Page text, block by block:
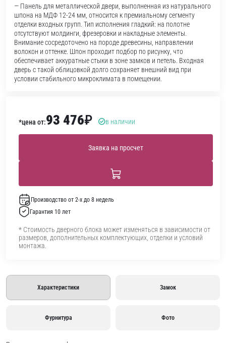
— Панель для металлической двери, выполненная из натурального
шпона на МДФ 12-24 мм, относится к премиальному сегменту
отделки входных групп. Тип исполнения гладкий: на полотне
отсутствуют молдинги, фрезеровки и накладные элементы.
Внимание сосредоточено на породе древесины, направлении
волокон и оттенке. Шпон проходит подбор по рисунку, что
обеспечивает аккуратные стыки в зоне замков и петель. Входная
дверь с такой облицовкой долго сохраняет внешний вид при
условии стабильного микроклимата в помещении.
*цена от:93 476₽ в наличии
Заявка на просчет
Производство от 2-х до 8 недель
Гарантия 10 лет
* Стоимость дверного блока может изменяться в зависимости от
размеров, дополнительных комплектующих, отделки и условий
монтажа.
Характеристики Замок
Фурнитура Фото